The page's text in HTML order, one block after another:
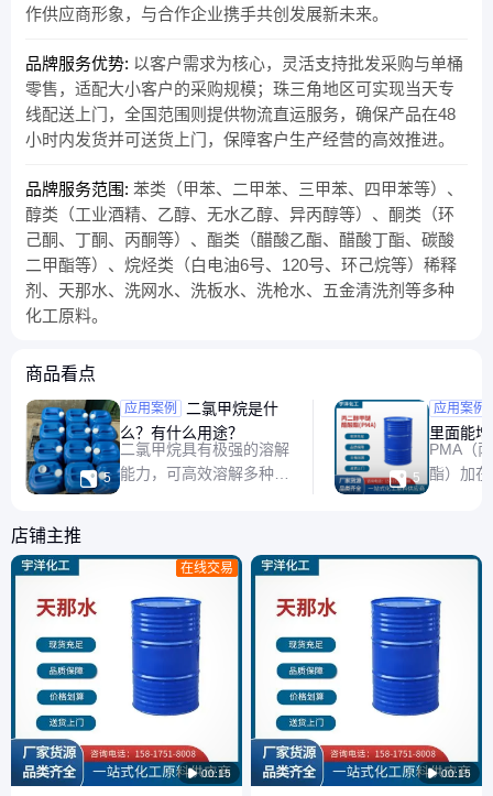
作供应商形象，与合作企业携手共创发展新未来。
品牌服务优势: 以客户需求为核心，灵活支持批发采购与单桶
零售，适配大小客户的采购规模；珠三角地区可实现当天专
线配送上门，全国范围则提供物流直运服务，确保产品在48
小时内发货并可送货上门，保障客户生产经营的高效推进。
品牌服务范围: 苯类（甲苯、二甲苯、三甲苯、四甲苯等）、
醇类（工业酒精、乙醇、无水乙醇、异丙醇等）、酮类（环
己酮、丁酮、丙酮等）、酯类（醋酸乙酯、醋酸丁酯、碳酸
二甲酯等）、烷烃类（白电油6号、120号、环己烷等）稀释
剂、天那水、洗网水、洗板水、洗枪水、五金清洗剂等多种
化工原料。
商品看点
 5
应用案例
么？有什么用途？
二氯甲烷具有极强的溶解
能力，可高效溶解多种有
的理想选择。由于这一特
性，许多其他溶剂难以完
成的作业，使用二氯甲烷
都能清洗干净。
 5
应用案例
里面能
PMA（
酯）加
油墨更
接触，
墨在承
然而，
多种因
店铺主推
 00:15
在线交易
 00:15